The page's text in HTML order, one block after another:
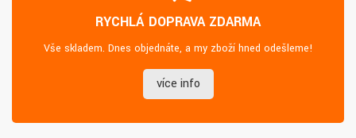
RYCHLÁ DOPRAVA ZDARMA
Vše skladem. Dnes objednáte, a my zboží hned odešleme!
více info